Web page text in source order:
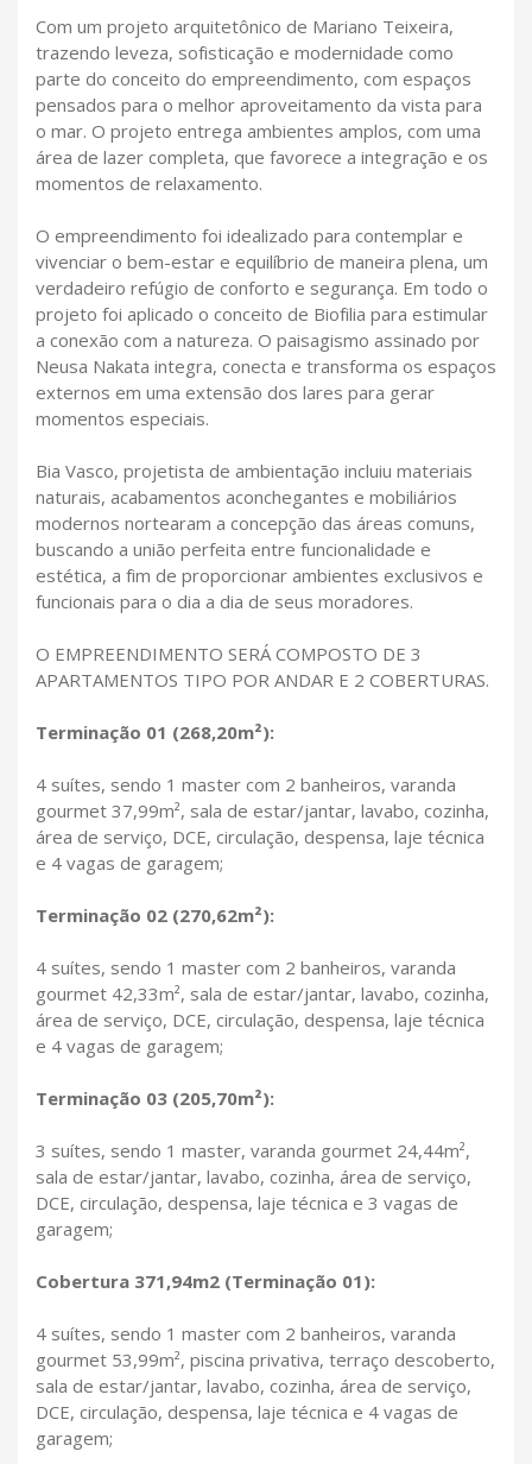
Com um projeto arquitetônico de Mariano Teixeira,
trazendo leveza, sofisticação e modernidade como
parte do conceito do empreendimento, com espaços
pensados para o melhor aproveitamento da vista para
o mar. O projeto entrega ambientes amplos, com uma
área de lazer completa, que favorece a integração e os
momentos de relaxamento.
O empreendimento foi idealizado para contemplar e
vivenciar o bem-estar e equilíbrio de maneira plena, um
verdadeiro refúgio de conforto e segurança. Em todo o
projeto foi aplicado o conceito de Biofilia para estimular
a conexão com a natureza. O paisagismo assinado por
Neusa Nakata integra, conecta e transforma os espaços
externos em uma extensão dos lares para gerar
momentos especiais.
Bia Vasco, projetista de ambientação incluiu materiais
naturais, acabamentos aconchegantes e mobiliários
modernos nortearam a concepção das áreas comuns,
buscando a união perfeita entre funcionalidade e
estética, a fim de proporcionar ambientes exclusivos e
funcionais para o dia a dia de seus moradores.
O EMPREENDIMENTO SERÁ COMPOSTO DE 3
APARTAMENTOS TIPO POR ANDAR E 2 COBERTURAS.
Terminação 01 (268,20m²):
4 suítes, sendo 1 master com 2 banheiros, varanda
gourmet 37,99m², sala de estar/jantar, lavabo, cozinha,
área de serviço, DCE, circulação, despensa, laje técnica
e 4 vagas de garagem;
Terminação 02 (270,62m²):
4 suítes, sendo 1 master com 2 banheiros, varanda
gourmet 42,33m², sala de estar/jantar, lavabo, cozinha,
área de serviço, DCE, circulação, despensa, laje técnica
e 4 vagas de garagem;
Terminação 03 (205,70m²):
3 suítes, sendo 1 master, varanda gourmet 24,44m²,
sala de estar/jantar, lavabo, cozinha, área de serviço,
DCE, circulação, despensa, laje técnica e 3 vagas de
garagem;
Cobertura 371,94m2 (Terminação 01):
4 suítes, sendo 1 master com 2 banheiros, varanda
gourmet 53,99m², piscina privativa, terraço descoberto,
sala de estar/jantar, lavabo, cozinha, área de serviço,
DCE, circulação, despensa, laje técnica e 4 vagas de
garagem;